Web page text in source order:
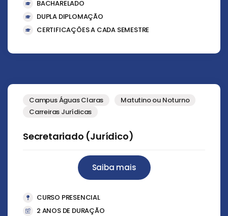
BACHARELADO
DUPLA DIPLOMAÇÃO
CERTIFICAÇÕES A CADA SEMESTRE
Campus Águas Claras
Matutino ou Noturno
Carreiras Jurídicas
Secretariado (Jurídico)
Saiba mais
CURSO PRESENCIAL
2 ANOS DE DURAÇÃO